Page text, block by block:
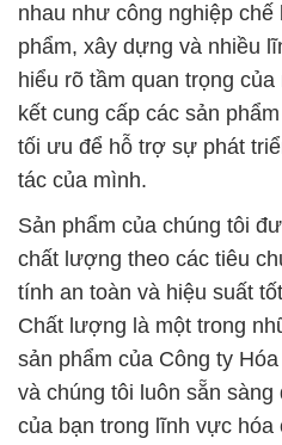
nhau như công nghiệp
phẩm, xây dựng và nhiều
hiểu rõ tầm quan trọng
kết cung cấp các sản
tối ưu để hỗ trợ sự phát
tác của mình.
Sản phẩm của chúng tôi
chất lượng theo các tiêu
tính an toàn và hiệu suất
Chất lượng là một trong
sản phẩm của Công ty
và chúng tôi luôn sẵn
của bạn trong lĩnh vực hóa